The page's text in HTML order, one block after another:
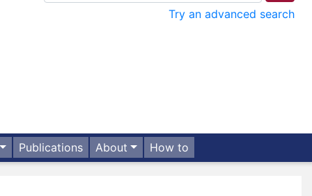
Try an advanced search
Publications About How to